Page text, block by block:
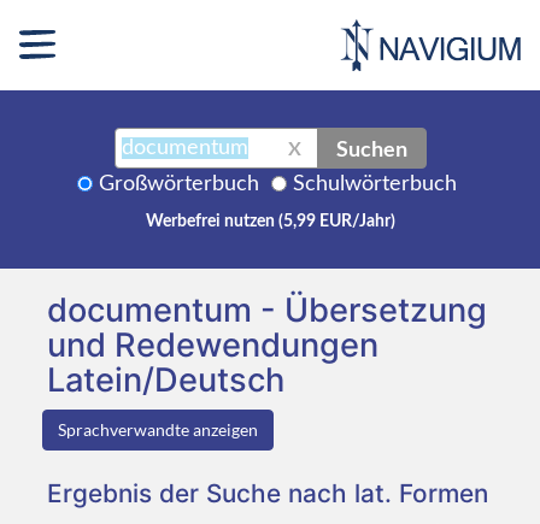
X Suchen
Großwörterbuch Schulwörterbuch
Werbefrei nutzen (5,99 EUR/Jahr)
documentum - Übersetzung
und Redewendungen
Latein/Deutsch
Sprachverwandte anzeigen
Ergebnis der Suche nach lat. Formen